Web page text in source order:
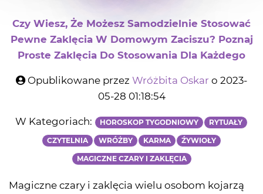
Czy Wiesz, Że Możesz Samodzielnie Stosować
Pewne Zaklęcia W Domowym Zaciszu? Poznaj
Proste Zaklęcia Do Stosowania Dla Każdego
Opublikowane przez Wróżbita Oskar o 2023-
05-28 01:18:54
W Kategoriach: HOROSKOP TYGODNIOWY RYTUAŁY
CZYTELNIA WRÓŻBY KARMA ŹYWIOŁY
MAGICZNE CZARY I ZAKLĘCIA
Magiczne czary i zaklęcia wielu osobom kojarzą